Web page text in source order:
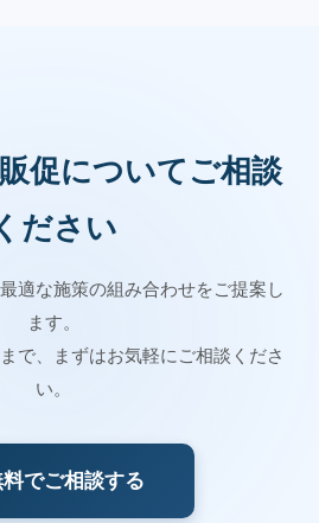
促についてご相談
ださい
適な施策の組み合わせをご提案し
ます。
で、まずはお気軽にご相談くださ
い。
でご相談する